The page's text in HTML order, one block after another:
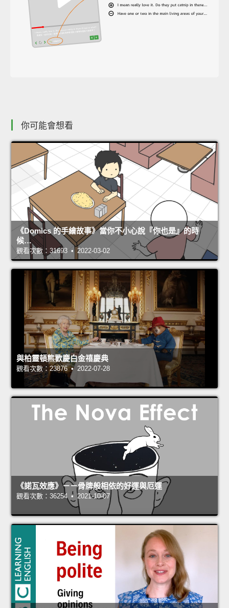
你可能會想看
《Domics 的手繪故事》當你不小心說『你也是』的時
候…
觀看次數：31693 • 2022-03-02
與柏靈頓熊歡慶白金禧慶典
觀看次數：23876 • 2022-07-28
《諾瓦效應》－－骨牌般相依的好運與厄運
觀看次數：36254 • 2021-10-07